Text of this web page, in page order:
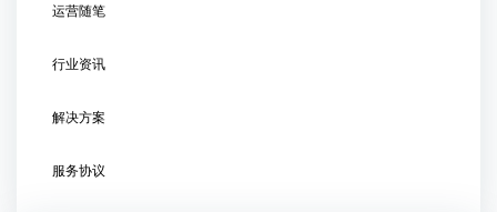
运营随笔
行业资讯
解决方案
服务协议